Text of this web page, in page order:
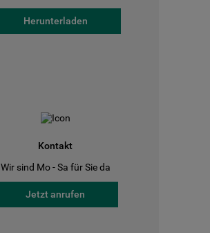
Herunterladen
Kontakt
Wir sind Mo - Sa für Sie da
Jetzt anrufen